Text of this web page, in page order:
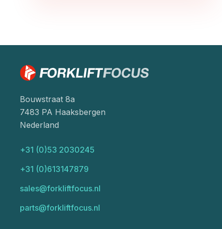
Bouwstraat 8a
7483 PA Haaksbergen
Nederland
+31 (0)53 2030245
+31 (0)613147879
sales@forkliftfocus.nl
parts@forkliftfocus.nl